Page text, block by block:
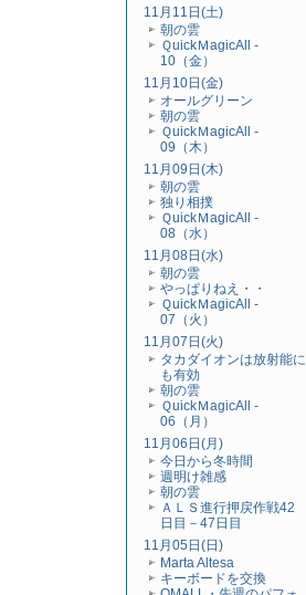
11月11日(土)
朝の雲
ＱuickＭagicAll -
10（金）
11月10日(金)
オールグリーン
朝の雲
ＱuickＭagicAll -
09（木）
11月09日(木)
朝の雲
独り相撲
ＱuickＭagicAll -
08（水）
11月08日(水)
朝の雲
やっぱりねえ・・
ＱuickＭagicAll -
07（火）
11月07日(火)
タカダイオンは放射能に
も有効
朝の雲
ＱuickＭagicAll -
06（月）
11月06日(月)
今日から冬時間
週明け雑感
朝の雲
ＡＬＳ進行押戻作戦42
日目－47日目
11月05日(日)
Marta Altesa
キーボードを交換